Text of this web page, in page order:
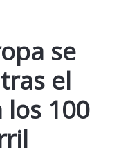
se
el
100